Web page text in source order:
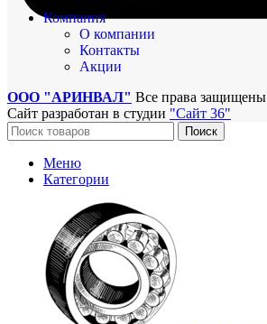
Компания
О компании
Контакты
Акции
ООО "АРИНВАЛ" Все права защищены
Сайт разработан в студии "Сайт 36"
Поиск
Меню
Категории